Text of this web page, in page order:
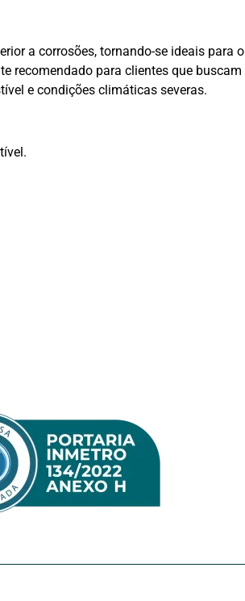
a corrosões, tornando-se ideais para o
recomendado para clientes que buscam
e condições climáticas severas.